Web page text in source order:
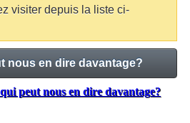
visiter depuis la liste ci-
nous en dire davantage?
peut nous en dire davantage?